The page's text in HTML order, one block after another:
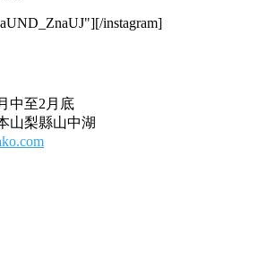
instagram]
中至2月底
山梨縣山中湖